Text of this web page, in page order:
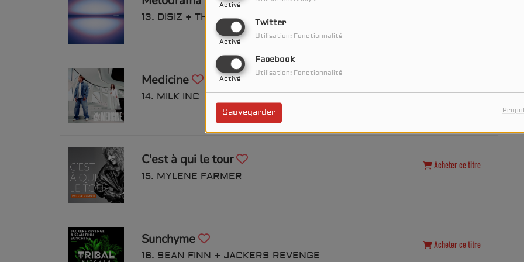
Activé
Twitter
Activé
Utilisation: Fonctionnalité
Facebook
Activé
Utilisation: Fonctionnalité
Sauvegarder
13. DISIZ + THEODORA
Medicine
14. MILK INC
C'est à qui le tour
15. MYLENE FARMER
Acheter ce titre
Sunchyme
16. SEAN FINN + JACKERS REVENGE
Acheter ce titre